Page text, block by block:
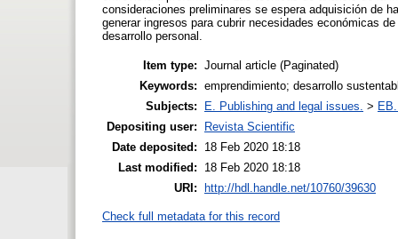
consideraciones preliminares se espera adquisición de
generar ingresos para cubrir necesidades económicas
desarrollo personal.
Item type: Journal article (Paginated)
Keywords: emprendimiento; desarrollo
Subjects:
E. Publishing and legal issues. >
Depositing user:
Revista Scientific
Date deposited:
18 Feb 2020 18:18
Last modified:
18 Feb 2020 18:18
URI: http://hdl.handle.net/10760/39630
Check full metadata for this record